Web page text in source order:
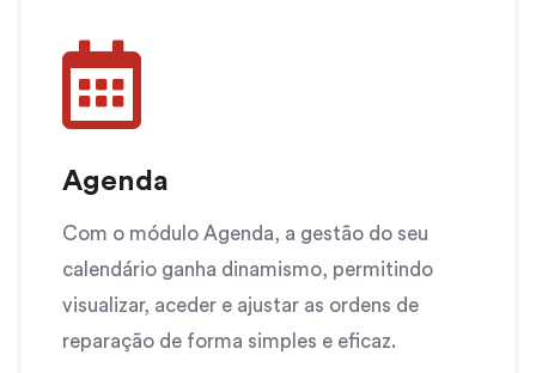
Agenda
Com o módulo Agenda, a gestão do seu
calendário ganha dinamismo, permitindo
visualizar, aceder e ajustar as ordens de
reparação de forma simples e eficaz.